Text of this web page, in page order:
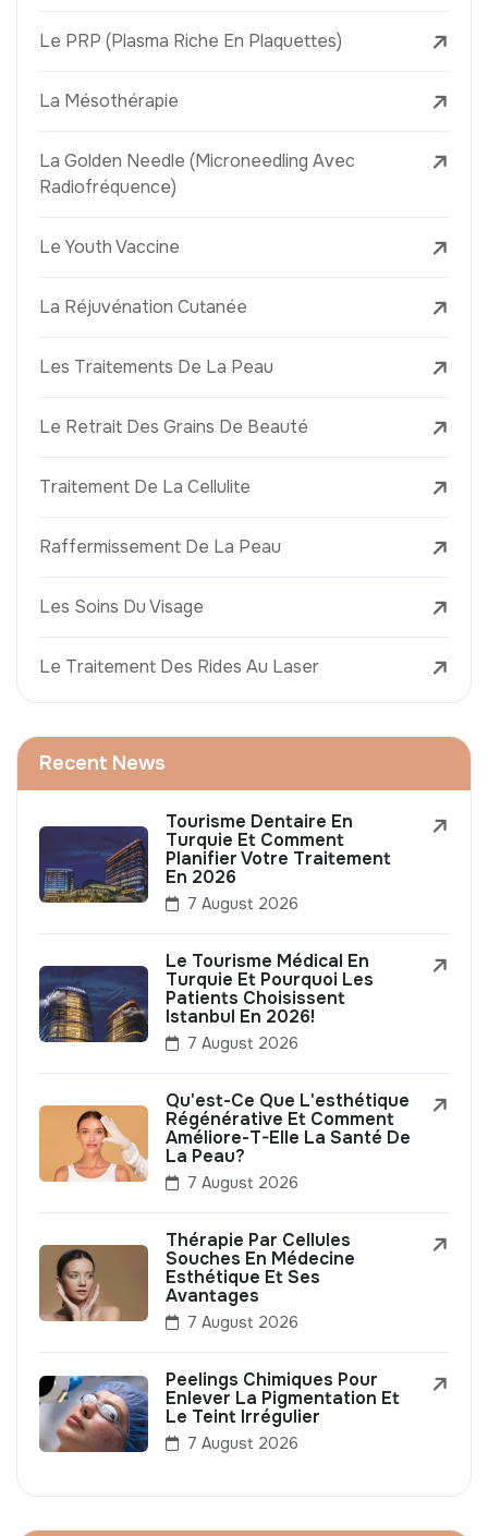
Le PRP (Plasma Riche En Plaquettes)
La Mésothérapie
La Golden Needle (Microneedling Avec
Radiofréquence)
Le Youth Vaccine
La Réjuvénation Cutanée
Les Traitements De La Peau
Le Retrait Des Grains De Beauté
Traitement De La Cellulite
Raffermissement De La Peau
Les Soins Du Visage
Le Traitement Des Rides Au Laser
Recent News
Tourisme Dentaire En
Turquie Et Comment
Planifier Votre Traitement
En 2026
7 August 2026
Le Tourisme Médical En
Turquie Et Pourquoi Les
Patients Choisissent
Istanbul En 2026!
7 August 2026
Qu'est-Ce Que L'esthétique
Régénérative Et Comment
Améliore-T-Elle La Santé De
La Peau?
7 August 2026
Thérapie Par Cellules
Souches En Médecine
Esthétique Et Ses
Avantages
7 August 2026
Peelings Chimiques Pour
Enlever La Pigmentation Et
Le Teint Irrégulier
7 August 2026